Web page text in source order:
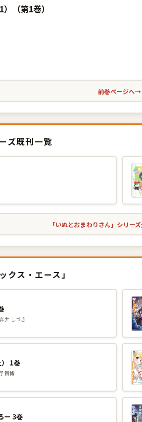
（第1巻）
前巻ページへ→
ズ既刊一覧
「いぬとおまわりさん」シリー
ス・エース」
井 しづき
1巻
貴博
ー 3巻